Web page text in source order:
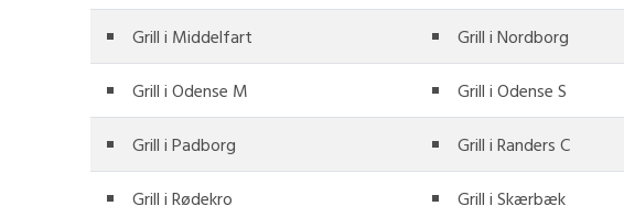
Grill i Middelfart Grill i Nordborg
Grill i Odense M Grill i Odense S
Grill i Padborg Grill i Randers C
Grill i Rødekro Grill i Skærbæk